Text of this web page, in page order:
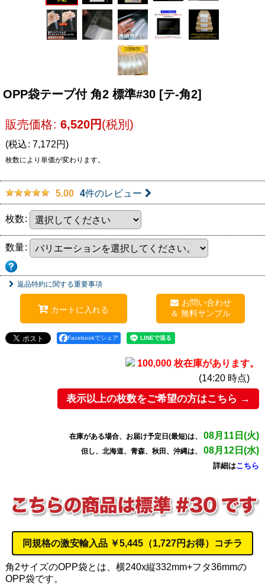
OPP袋テープ付 角2 標準#30 [テ-角2]
販売価格: 6,520円(税別)
(税込: 7,172円)
枚数により単価が変わります。
5.00 4件のレビュー
枚数:
数量:
返品特約に関する重要事項
カートに入れる
お問い合わせ
Facebookでシェア
100,000 枚在庫があります。
(14:20 時点)
表示以上の枚数をご希望の方はこちら →
在庫がある場合、お届け予定日(最短)は、 08月11日(火)
但し、北海道、青森、秋田、沖縄は、 08月12日(水)
詳細はこちら
同規格の激安輸入品 ￥5,445（1,727円お得）コチラ
角2サイズのOPP袋とは、横240x縦332mm+フタ36mmの
OPP袋です。